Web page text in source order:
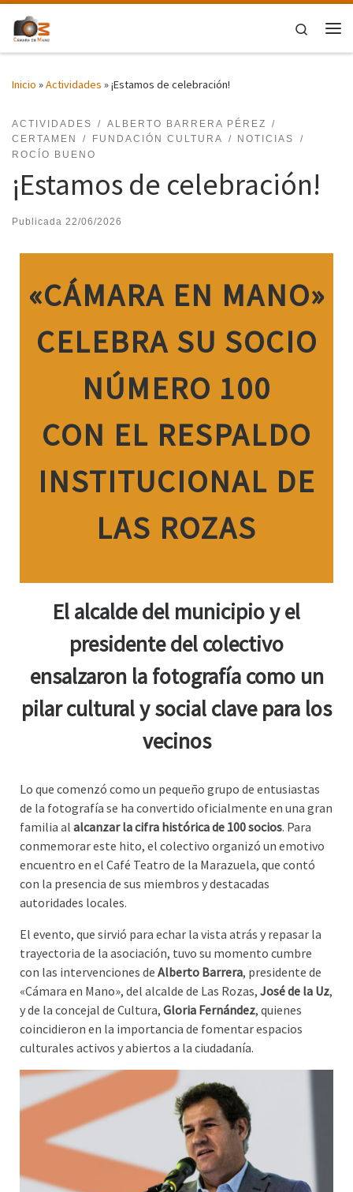
Saltar al contenido
Search
Inicio »Actividades »¡Estamos de celebración!
ACTIVIDADES
ALBERTO BARRERA PÉREZ
CERTAMEN
FUNDACIÓN CULTURA
NOTICIAS
ROCÍO BUENO
¡Estamos de celebración!
Publicada 22/06/2026
«CÁMARA EN MANO»
CELEBRA SU SOCIO
NÚMERO 100
CON EL RESPALDO
INSTITUCIONAL DE
LAS ROZAS
El alcalde del municipio y el
presidente del colectivo
ensalzaron la fotografía como un
pilar cultural y social clave para los
vecinos
Lo que comenzó como un pequeño grupo de entusiastas
de la fotografía se ha convertido oficialmente en una gran
familia al alcanzar la cifra histórica de 100 socios. Para
conmemorar este hito, el colectivo organizó un emotivo
encuentro en el Café Teatro de la Marazuela, que contó
con la presencia de sus miembros y destacadas
autoridades locales.
El evento, que sirvió para echar la vista atrás y repasar la
trayectoria de la asociación, tuvo su momento cumbre
con las intervenciones de Alberto Barrera, presidente de
«Cámara en Mano», del alcalde de Las Rozas, José de la Uz,
y de la concejal de Cultura, Gloria Fernández, quienes
coincidieron en la importancia de fomentar espacios
culturales activos y abiertos a la ciudadanía.